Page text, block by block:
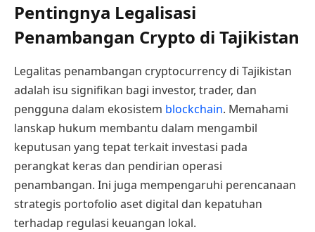
Pentingnya Legalisasi
Penambangan Crypto di Tajikistan
Legalitas penambangan cryptocurrency di Tajikistan
adalah isu signifikan bagi investor, trader, dan
pengguna dalam ekosistem blockchain. Memahami
lanskap hukum membantu dalam mengambil
keputusan yang tepat terkait investasi pada
perangkat keras dan pendirian operasi
penambangan. Ini juga mempengaruhi perencanaan
strategis portofolio aset digital dan kepatuhan
terhadap regulasi keuangan lokal.